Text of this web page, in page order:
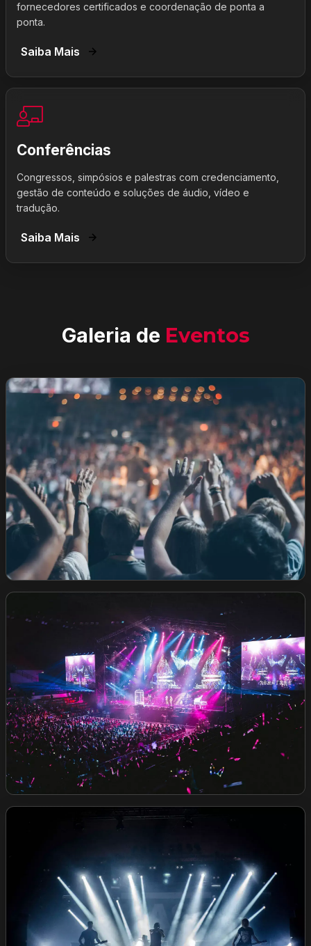
fornecedores certificados e coordenação de ponta a
ponta.
Saiba Mais
Conferências
Congressos, simpósios e palestras com credenciamento,
gestão de conteúdo e soluções de áudio, vídeo e
tradução.
Saiba Mais
Galeria de Eventos